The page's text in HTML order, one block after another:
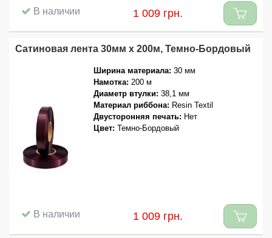
В наличии 1 009 грн.
Сатиновая лента 30мм x 200м, Темно-Бордовый
Ширина материала: 30 мм
Намотка: 200 м
Диаметр втулки: 38,1 мм
Материал риббона: Resin Textil
Двусторонняя печать: Нет
Цвет: Темно-Бордовый
В наличии 1 009 грн.